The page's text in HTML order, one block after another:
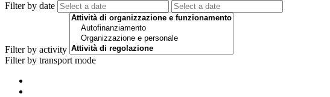
Filter by date
Filter by activity
Filter by transport mode